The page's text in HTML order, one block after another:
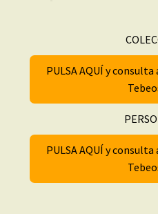
PULSA AQUÍ y
PULSA AQUÍ y